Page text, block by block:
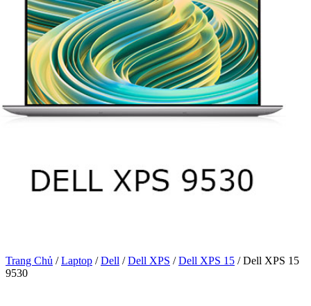
Trang Chủ /Laptop /Dell /Dell XPS /Dell XPS 15 /Dell XPS 15
9530